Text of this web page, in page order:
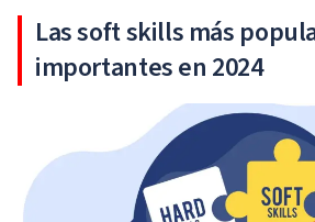
Las soft skills más
importantes en 2024